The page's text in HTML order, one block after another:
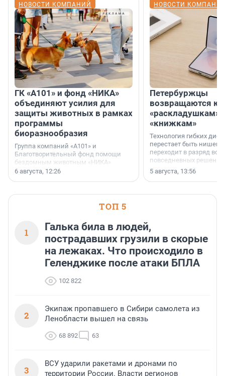
НОВОСТИ КОМПАНИЙ
ГК «А101» и фонд «НИКА»
объединяют усилия для
защиты животных в рамках
программы
биоразнообразия
Группа компаний «А101» и
Благотворительный фонд помощи
бездомным животным «НИКА»
заключили соглашение о
6 августа, 12:26
НОВОСТИ
Петербуржцы
возвращаются к
«раскладушкам»
«книжкам»
Технология гибких
перестает быть
переходит в разряд
повседневных
5 августа, 13:56
ТОП 5
1
Галька била в людей,
пострадавших грузили в скорые
на лежаках. Что происходило в
Геленджике после атаки БПЛА
102 822
2
Экипаж пропавшего в Сибири самолета из
Ленобласти вышел на связь
68 892 63
3
ВСУ ударили ракетами и дронами по
территории России. Власти регионов